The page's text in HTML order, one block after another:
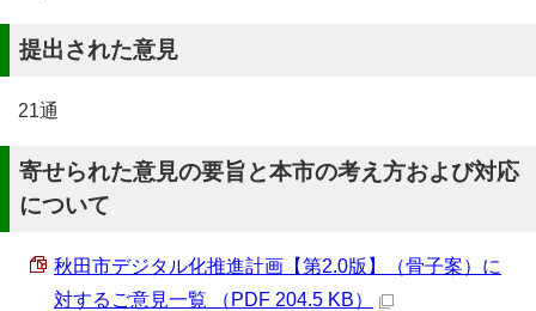
提出された意見
21通
寄せられた意見の要旨と本市の考え方および対応
について
秋田市デジタル化推進計画【第2.0版】（骨子案）に
対するご意見一覧 （PDF 204.5 KB）